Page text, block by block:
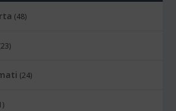
(48)
(24)